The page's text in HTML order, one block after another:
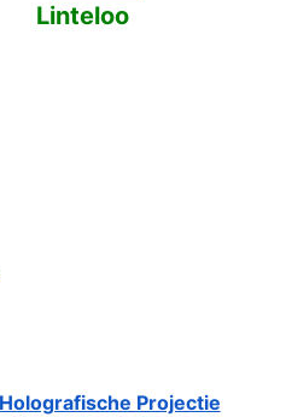
Linteloo
Projectie